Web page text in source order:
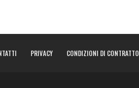
PRIVACY CONDIZIONI DI CONTRATTO